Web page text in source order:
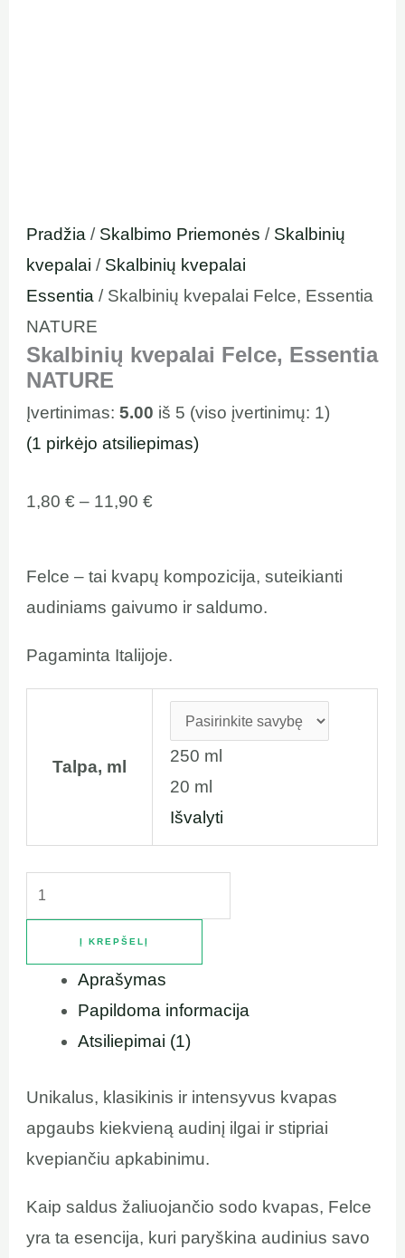
Pradžia / Skalbimo Priemonės / Skalbinių
kvepalai / Skalbinių kvepalai
Essentia / Skalbinių kvepalai Felce, Essentia
NATURE
Skalbinių kvepalai Felce, Essentia
NATURE
Įvertinimas:5.00 iš 5 (viso įvertinimų: 1)
(1 pirkėjo atsiliepimas)
1,80€ – 11,90€
Felce – tai kvapų kompozicija, suteikianti
audiniams gaivumo ir saldumo.
Pagaminta Italijoje.
Talpa, ml
250 ml
20 ml
Išvalyti
Į KREPŠELĮ
Aprašymas
Papildoma informacija
Atsiliepimai (1)
Unikalus, klasikinis ir intensyvus kvapas
apgaubs kiekvieną audinį ilgai ir stipriai
kvepiančiu apkabinimu.
Kaip saldus žaliuojančio sodo kvapas, Felce
yra ta esencija, kuri paryškina audinius savo